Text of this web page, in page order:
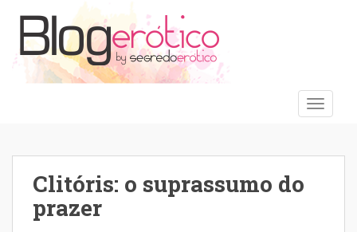
Clitóris: o suprassumo do
prazer